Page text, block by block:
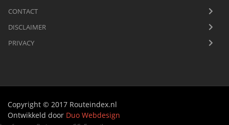
CONTACT
DISCLAIMER
PRIVACY
Copyright © 2017 Routeindex.nl
Ontwikkeld door Duo Webdesign